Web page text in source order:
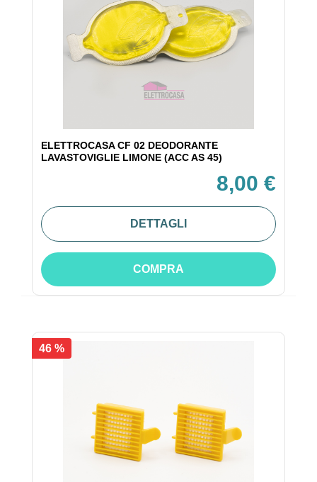
ELETTROCASA CF 02 DEODORANTE
LAVASTOVIGLIE LIMONE (ACC AS 45)
8,00 €
DETTAGLI
COMPRA
46 %